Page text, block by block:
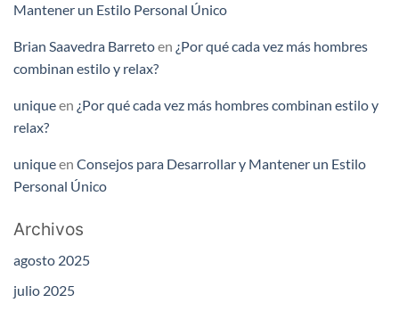
Mantener un Estilo Personal Único
Brian Saavedra Barretoen ¿Por qué cada vez más hombres
combinan estilo y relax?
uniqueen ¿Por qué cada vez más hombres combinan estilo y
relax?
uniqueen Consejos para Desarrollar y Mantener un Estilo
Personal Único
Archivos
agosto 2025
julio 2025